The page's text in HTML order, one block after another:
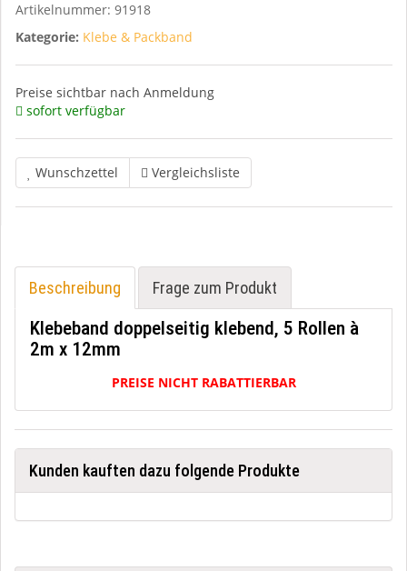
Artikelnummer: 91918
Kategorie: Klebe & Packband
Preise sichtbar nach Anmeldung
sofort verfügbar
Wunschzettel Vergleichsliste
Beschreibung Frage zum Produkt
Klebeband doppelseitig klebend, 5 Rollen à
2m x 12mm
PREISE NICHT RABATTIERBAR
Kunden kauften dazu folgende Produkte